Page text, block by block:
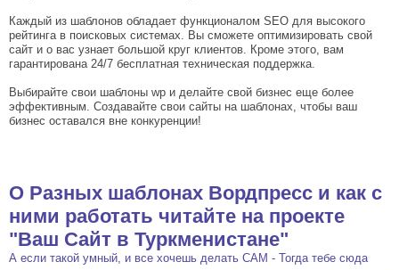
Каждый из шаблонов обладает функционалом SEO для высокого
рейтинга в поисковых системах. Вы сможете оптимизировать свой
сайт и о вас узнает большой круг клиентов. Кроме этого, вам
гарантирована 24/7 бесплатная техническая поддержка.
Выбирайте свои шаблоны wp и делайте свой бизнес еще более
эффективным. Создавайте свои сайты на шаблонах, чтобы ваш
бизнес оставался вне конкуренции!
О Разных шаблонах Вордпресс и как с
ними работать читайте на проекте
"Ваш Сайт в Туркменистане"
А если такой умный, и все хочешь делать САМ - Тогда тебе сюда